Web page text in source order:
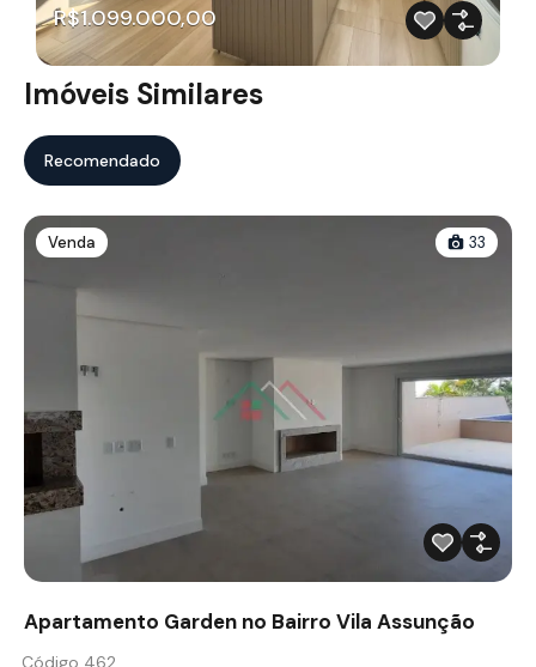
R$1.099.000,00
Imóveis Similares
Recomendado
Venda 33
Apartamento Garden no Bairro Vila Assunção
Código 462